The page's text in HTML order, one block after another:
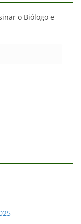
o Biólogo e